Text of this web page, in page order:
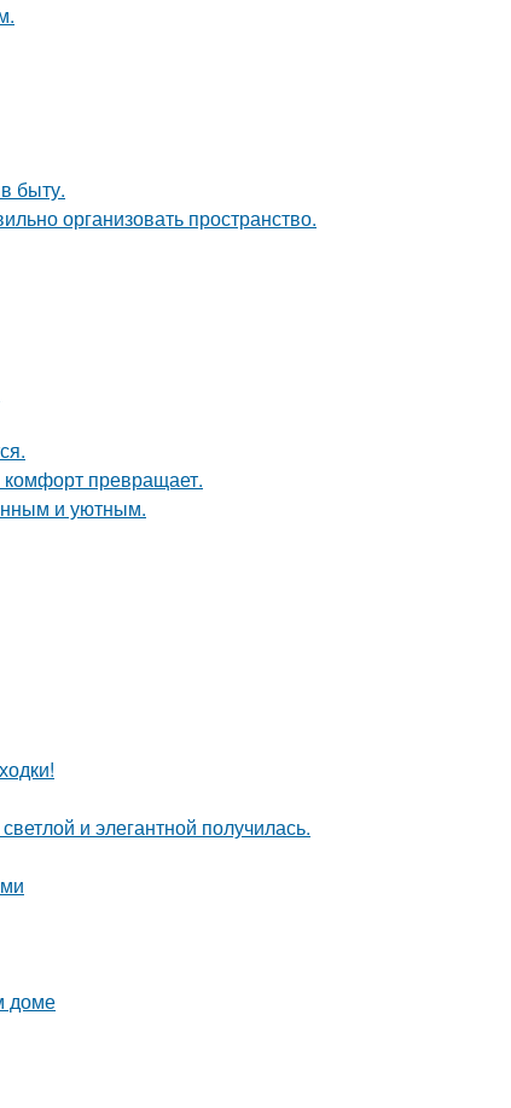
быту.
организовать пространство.
превращает.
и уютным.
и элегантной получилась.
доме